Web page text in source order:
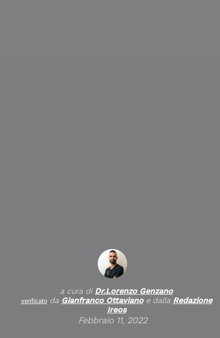
a cura di Dr.Lorenzo Genzano
verificatoda Gianfranco Ottavianoe dalla Redazione
Ireos
Febbraio 11, 2022